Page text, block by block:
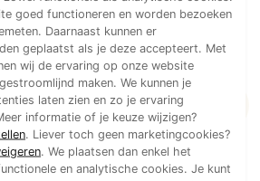
goed functioneren en worden bezoeken
Daarnaast kunnen er
geplaatst als je deze accepteert. Met
wij de ervaring op onze website
maken. We kunnen je
laten zien en zo je ervaring
informatie of je keuze wijzigen?
. Liever toch geen marketingcookies?
. We plaatsen dan enkel het
en analytische cookies. Je kunt